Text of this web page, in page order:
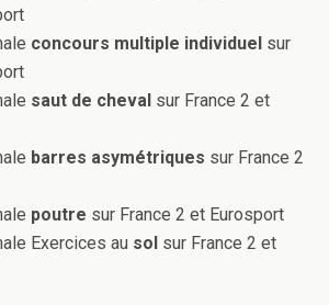
concours multiple individuel sur
saut de cheval sur France 2 et
barres asymétriques sur France 2
poutre sur France 2 et Eurosport
Exercices au sol sur France 2 et